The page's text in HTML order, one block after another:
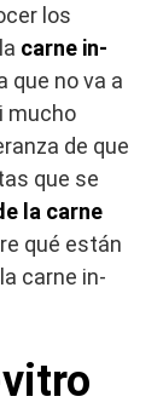
los
carne in-
que no va a
mucho
de que
que se
la carne
qué están
carne in-